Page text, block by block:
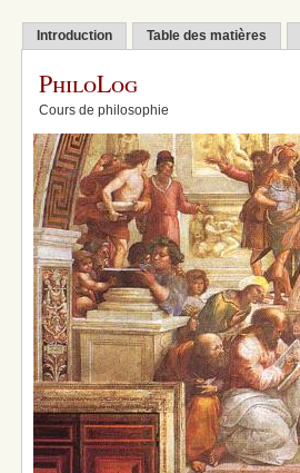
Introduction Table des matières
PhiloLog
Cours de philosophie